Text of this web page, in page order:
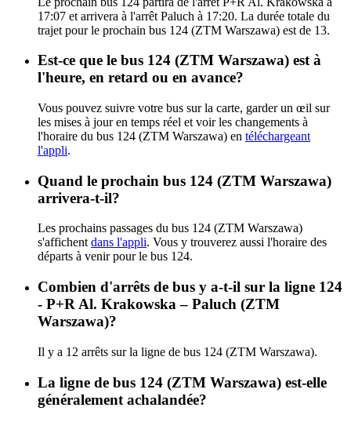
17:07 et arrivera à l'arrêt Paluch à 17:20. La durée totale du
trajet pour le prochain bus 124 (ZTM Warszawa) est de 13.
Est-ce que le bus 124 (ZTM Warszawa) est à
l'heure, en retard ou en avance?
Vous pouvez suivre votre bus sur la carte, garder un œil sur
les mises à jour en temps réel et voir les changements à
l'horaire du bus 124 (ZTM Warszawa) en téléchargeant
l'appli.
Quand le prochain bus 124 (ZTM Warszawa)
arrivera-t-il?
Les prochains passages du bus 124 (ZTM Warszawa)
s'affichent dans l'appli. Vous y trouverez aussi l'horaire des
départs à venir pour le bus 124.
Combien d'arrêts de bus y a-t-il sur la ligne 124
- P+R Al. Krakowska – Paluch (ZTM
Warszawa)?
Il y a 12 arrêts sur la ligne de bus 124 (ZTM Warszawa).
La ligne de bus 124 (ZTM Warszawa) est-elle
généralement achalandée?